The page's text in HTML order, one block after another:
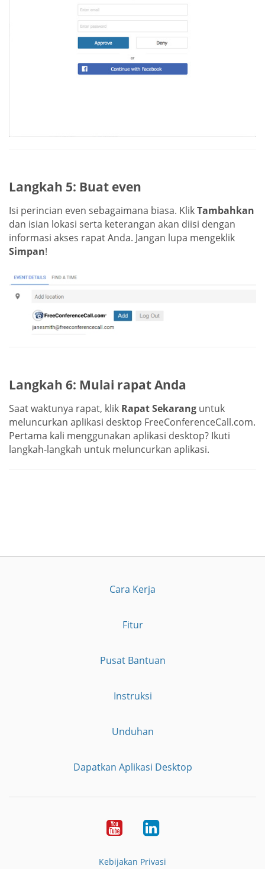
Langkah 5: Buat even
Isi perincian even sebagaimana biasa. KlikTambahkan
dan isian lokasi serta keterangan akan diisi dengan
informasi akses rapat Anda. Jangan lupa mengeklik
Simpan!
Langkah 6: Mulai rapat Anda
Saat waktunya rapat, klik Rapat Sekarang untuk
meluncurkan aplikasi desktop FreeConferenceCall.com.
Pertama kali menggunakan aplikasi desktop? Ikuti
langkah-langkah untuk meluncurkan aplikasi.
Cara Kerja
Fitur
Pusat Bantuan
Instruksi
Unduhan
Dapatkan Aplikasi Desktop
YouTubeLinkedIn
Kebijakan Privasi